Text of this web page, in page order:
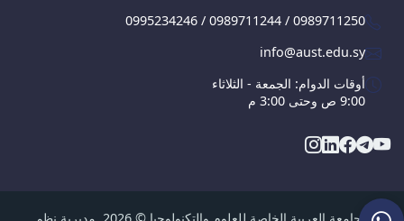
0995234246 / 0989711244 / 0989711250
info@aust.edu.sy
أوقات الدوام: الجمعة - الثلاثاء
9:00 ص وحتى 3:00 م